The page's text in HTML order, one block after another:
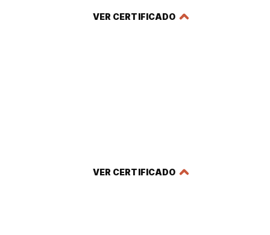
VER CERTIFICADO
VER CERTIFICADO